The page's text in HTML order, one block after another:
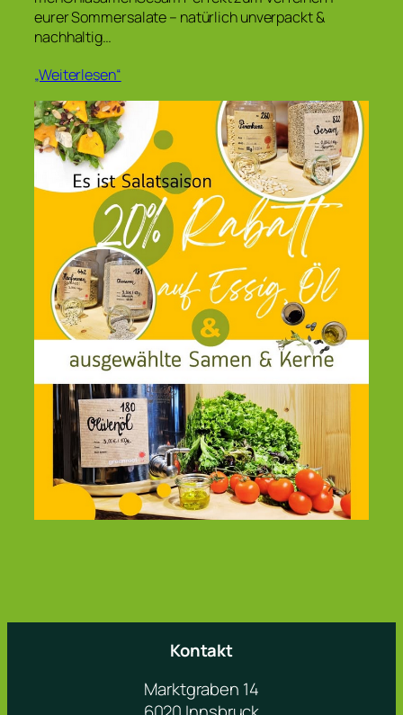
eurer Sommersalate – natürlich unverpackt &
nachhaltig…
„Weiterlesen“
Kontakt
Marktgraben 14